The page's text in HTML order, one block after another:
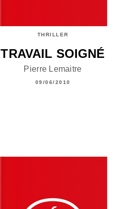
THRILLER
TRAVAIL SOIGNÉ
Pierre Lemaitre
09/06/2010